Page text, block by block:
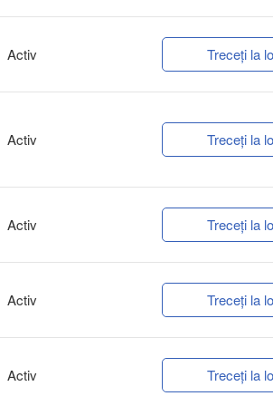
Activ Treceți la
Activ Treceți la
Activ Treceți la
Activ Treceți la
Activ Treceți la